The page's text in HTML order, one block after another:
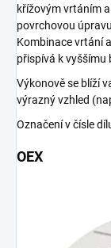
křížovým vrtáním
povrchovou
Kombinace vrtání
přispívá k vyššímu
Výkonově se blíží
výrazný vzhled
Označení v čísle
OEX